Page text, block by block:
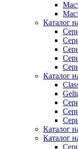
Каталог
Каталог
Каталог
Каталог